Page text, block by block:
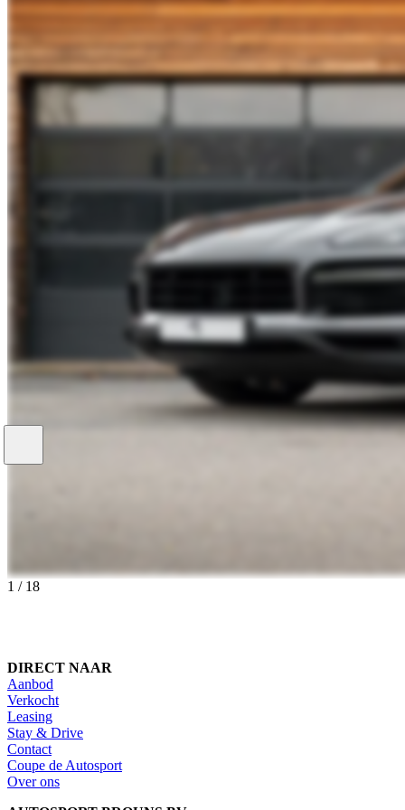
1 / 18
DIRECT NAAR
Aanbod
Verkocht
Leasing
Stay & Drive
Contact
Coupe de Autosport
Over ons